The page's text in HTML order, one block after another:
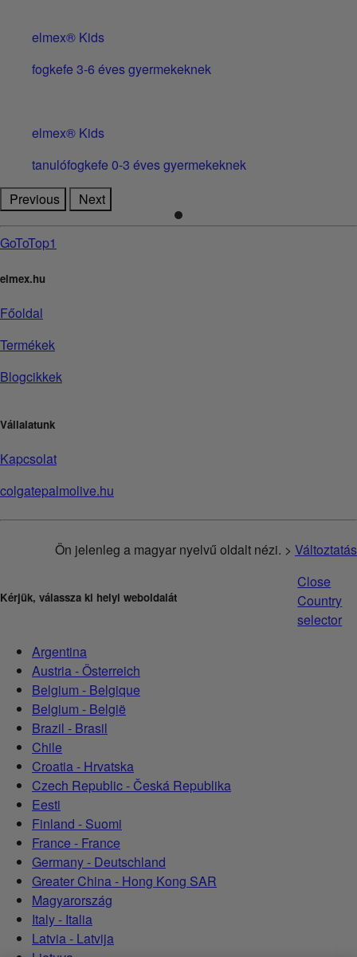
elmex® Kids
fogkefe 3-6 éves gyermekeknek
elmex® Kids
tanulófogkefe 0-3 éves gyermekeknek
Previous
Next
GoToTop1
elmex.hu
Főoldal
Termékek
Blogcikkek
Vállalatunk
Kapcsolat
colgatepalmolive.hu
Ön jelenleg a magyar nyelvű oldalt nézi. > Változtatás
Kérjük, válassza ki helyi weboldalát
Close
Country
selector
Argentina
Austria - Österreich
Belgium - Belgique
Belgium - België
Brazil - Brasil
Chile
Croatia - Hrvatska
Czech Republic - Česká Republika
Eesti
Finland - Suomi
France - France
Germany - Deutschland
Greater China - Hong Kong SAR
Magyarország
Italy - Italia
Latvia - Latvija